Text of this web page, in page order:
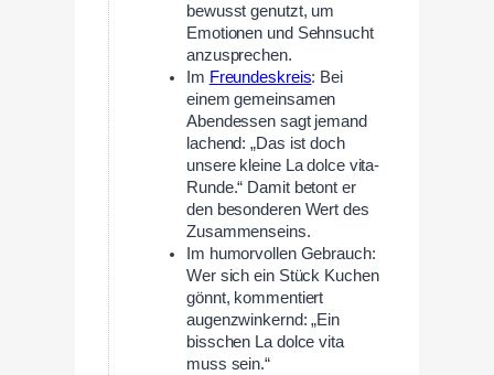
bewusst genutzt, um
Emotionen und Sehnsucht
anzusprechen.
Im Freundeskreis: Bei
einem gemeinsamen
Abendessen sagt jemand
lachend: „Das ist doch
unsere kleine La dolce vita-
Runde.“ Damit betont er
den besonderen Wert des
Zusammenseins.
Im humorvollen Gebrauch:
Wer sich ein Stück Kuchen
gönnt, kommentiert
augenzwinkernd: „Ein
bisschen La dolce vita
muss sein.“